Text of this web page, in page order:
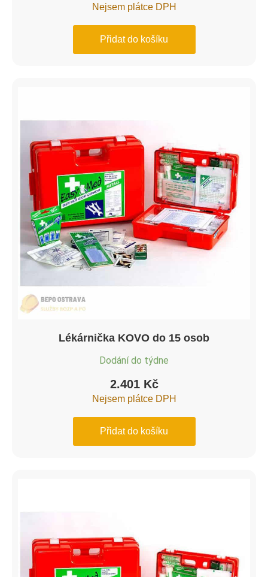
Nejsem plátce DPH
Přidat do košíku
Lékárnička KOVO do 15 osob
Dodání do týdne
2.401 Kč
Nejsem plátce DPH
Přidat do košíku